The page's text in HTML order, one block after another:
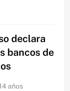
declara
bancos de
años